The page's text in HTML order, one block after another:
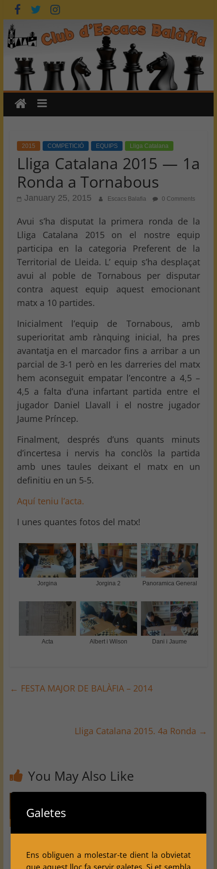
Skip
to
content
2015 COMPETICIÓ EQUIPS Lliga Catalana
Lliga Catalana 2015 — 1a
Ronda a Tornabous
January 25, 2015 Escacs Balafia 0 Comments
Avui s’ha disputat la primera ronda de la
Lliga Catalana 2015 on el nostre equip
participa en la categoria Preferent de la
Territorial de Lleida. L’ equip s’ha desplaçat
avui al poble de Tornabous per disputar
contra aquest equip aquest emocionant
matx a 10 partides.
Inicialment l’equip de Tornabous, amb
superioritat amb rànquing inicial, ha pres
avantatja en el marcador fins a arribar a un
parcial de 3-1 però en les darreries del matx
hem aconseguit empatar l’encontre a 4,5 –
4,5 a falta d’una infartant partida entre el
jugador Daniel Llavall i el nostre jugador
Jaume Príncep.
Finalment, després d’uns quants minuts
d’incertesa i nervis ha conclòs la partida
amb unes taules deixant el matx en un
definitiu en un 5-5.
Aquí teniu l’acta.
I unes quantes fotos del matx!
Jorgina Jorgina 2 Panoramica General
Acta Albert i Wilson Dani i Jaume
← FESTA MAJOR DE BALÀFIA – 2014
Lliga Catalana 2015. 4a Ronda →
You May Also Like
Torneig
d’escacs
de la
Campion
Provincial
Provincial
2022
Galetes
Ens obliguen a molestar-te dient la obvietat
que aquest lloc fa servir galetes. Si et sembla